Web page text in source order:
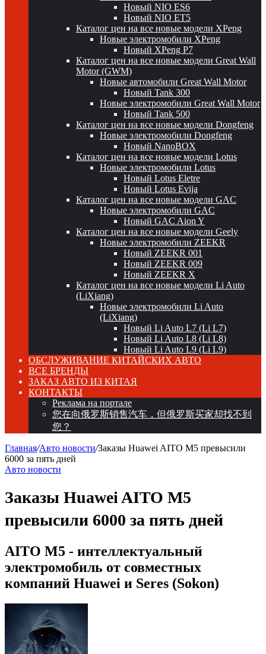
Новый NIO ES6
Новый NIO ET5
Каталог цен на все новые модели XPeng
Новые электромобили XPeng
Новый XPeng P7
Каталог цен на все новые модели Great Wall
Motor (GWM)
Новые автомобили Great Wall Motor
Новый Tank 300
Новые электромобили Great Wall Motor
Новый Tank 500
Каталог цен на все новые модели Dongfeng
Новые электромобили Dongfeng
Новый NanoBOX
Каталог цен на все новые модели Lotus
Новые электромобили Lotus
Новый Lotus Eletre
Новый Lotus Evija
Каталог цен на все новые модели GAC
Новые электромобили GAC
Новый GAC Aion Y
Каталог цен на все новые модели Geely
Новые электромобили ZEEKR
Новый ZEEKR 001
Новый ZEEKR 009
Новый ZEEKR X
Каталог цен на все новые модели Li Auto
(LiXiang)
Новые электромобили Li Auto
(LiXiang)
Новый Li Auto L7 (Li L7)
Новый Li Auto L8 (Li L8)
Новый Li Auto L9 (Li L9)
ОБСЛУЖИВАНИЕ КИТАЙСКИХ АВТО
ВСЕ БРЕНДЫ
ЗАКАЗ АВТО ИЗ КИТАЯ
КОНТАКТЫ
Реклама на портале
您在向俄罗斯销售汽车，但俄罗斯买家却找不到
您？
Главная/Авто новости/Заказы Huawei AITO M5 превысили
6000 за пять дней
Авто новости
Заказы Huawei AITO M5
превысили 6000 за пять дней
AITO M5 - интеллектуальный
электромобиль от совместных
компаний Huawei и Seres (Sokon)